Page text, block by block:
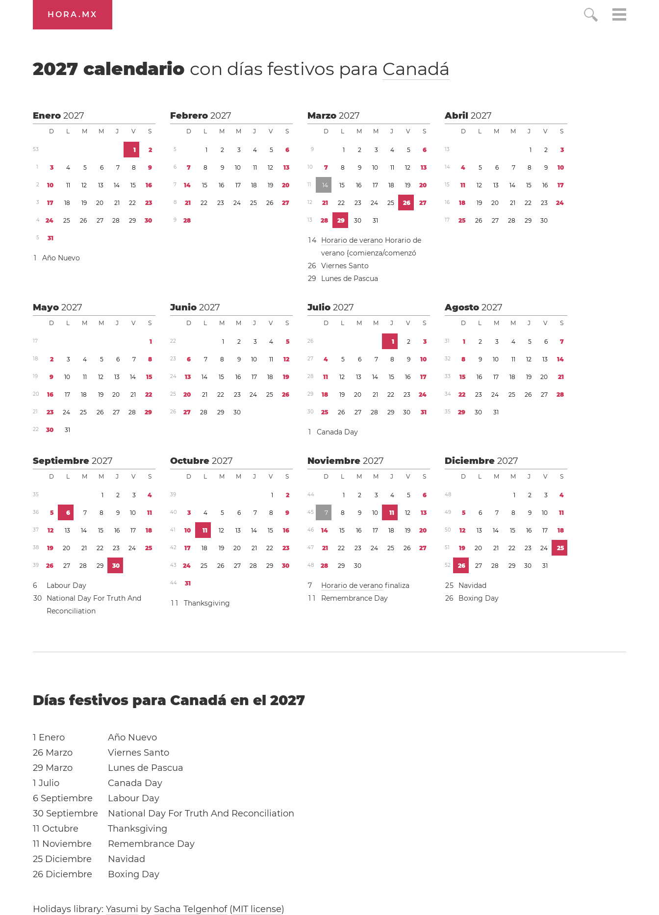
HORA.MX
2027 calendario con días festivos para Canadá
Enero2027
D L M M J V S
53 1 2
1 3 4 5 6 7 8 9
2 10 11 12 13 14 15 16
3 17 18 19 20 21 22 23
4 24 25 26 27 28 29 30
5 31
1 Año Nuevo
Febrero2027
D L M M J V S
5 1 2 3 4 5 6
6 7 8 9 10 11 12 13
7 14 15 16 17 18 19 20
8 21 22 23 24 25 26 27
9 28
Marzo2027
D L M M J V S
9 1 2 3 4 5 6
10 7 8 9 10 11 12 13
11 14 15 16 17 18 19 20
12 21 22 23 24 25 26 27
13 28 29 30 31
14 Horario de verano Horario de
verano {comienza/comenzó
26
Viernes Santo
29 Lunes de Pascua
Abril2027
D L M M J V S
13 1 2 3
14 4 5 6 7 8 9 10
15 11 12 13 14 15 16 17
16 18 19 20 21 22 23 24
17 25 26 27 28 29 30
Mayo2027
D L M M J V S
17 1
18 2 3 4 5 6 7 8
19 9 10 11 12 13 14 15
20 16 17 18 19 20 21 22
21 23 24 25 26 27 28 29
22 30 31
Junio2027
D L M M J V S
22 1 2 3 4 5
23 6 7 8 9 10 11 12
24 13 14 15 16 17 18 19
25 20 21 22 23 24 25 26
26 27 28 29 30
Julio2027
D L M M J V S
26 1 2 3
27 4 5 6 7 8 9 10
28 11 12 13 14 15 16 17
29 18 19 20 21 22 23 24
30 25 26 27 28 29 30 31
1 Canada Day
Agosto2027
D L M M J V S
31 1 2 3 4 5 6 7
32 8 9 10 11 12 13 14
33 15 16 17 18 19 20 21
34 22 23 24 25 26 27 28
35 29 30 31
Septiembre2027
D L M M J V S
35 1 2 3 4
36 5 6 7 8 9 10 11
37 12 13 14 15 16 17 18
38 19 20 21 22 23 24 25
39 26 27 28 29 30
6
Labour Day
30
National Day For Truth And
Reconciliation
Octubre2027
D L M M J V S
39 1 2
40 3 4 5 6 7 8 9
41 10 11 12 13 14 15 16
42 17 18 19 20 21 22 23
43 24 25 26 27 28 29 30
44 31
1 1 Thanksgiving
Noviembre2027
D L M M J V S
44 1 2 3 4 5 6
45 7 8 9 10 11 12 13
46 14 15 16 17 18 19 20
47 21 22 23 24 25 26 27
48 28 29 30
7 Horario de verano finaliza
1 1 Remembrance Day
Diciembre2027
D L M M J V S
48 1 2 3 4
49 5 6 7 8 9 10 11
50 12 13 14 15 16 17 18
51 19 20 21 22 23 24 25
52 26 27 28 29 30 31
25
Navidad
26 Boxing Day
Días festivos para Canadá en el 2027
1 Enero
Año Nuevo
26 Marzo
Viernes Santo
29 Marzo
Lunes de Pascua
1 Julio
Canada Day
6 Septiembre
Labour Day
30 Septiembre
National Day For Truth And Reconciliation
11 Octubre
Thanksgiving
11 Noviembre
Remembrance Day
25 Diciembre
Navidad
26 Diciembre
Boxing Day
Holidays library:Yasumi by Sacha Telgenhof(MIT license)